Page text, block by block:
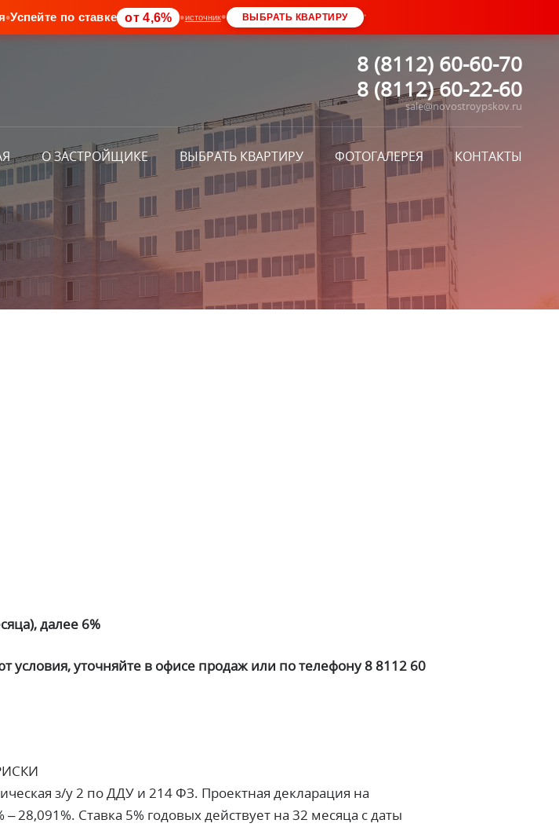
•Успейте по ставке от 4,6% •источник• ВЫБРАТЬ КВАРТИРУ *
8 (8112) 60-60-70
8 (8112) 60-22-60
sale@novostroypskov.ru
О ЗАСТРОЙЩИКЕ ВЫБРАТЬ КВАРТИРУ ФОТОГАЛЕРЕЯ КОНТАКТЫ
далее 6%
условия, уточняйте в офисе продаж или по телефону 8 8112 60
з/у 2 по ДДУ и 214 ФЗ. Проектная декларация на
Ставка 5% годовых действует на 32 месяца с даты